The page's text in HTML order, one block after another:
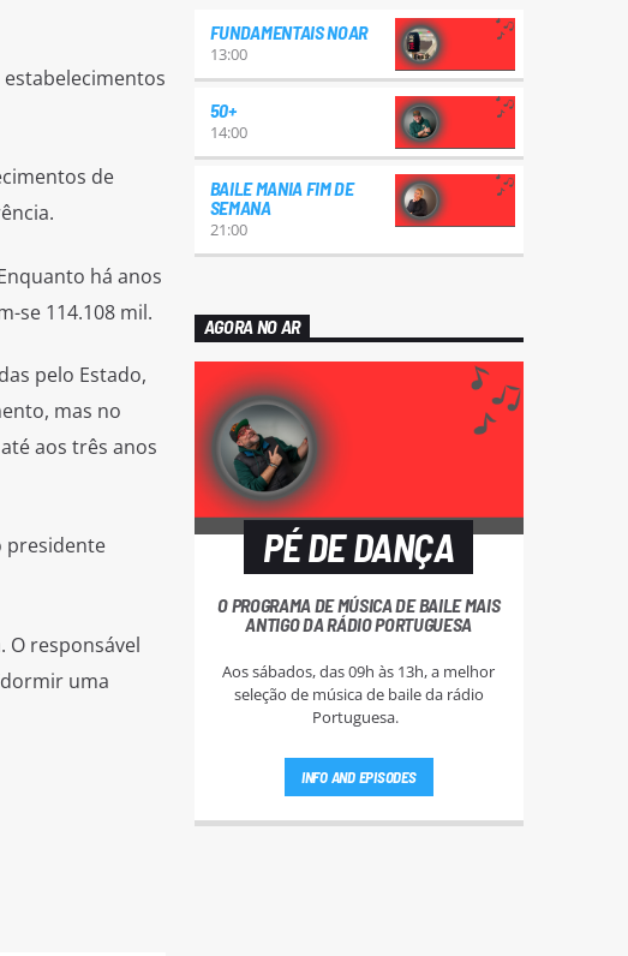
de
há anos
se 114.108 mil.
pelo Estado,
mas no
aos três anos
presidente
O responsável
uma
FUNDAMENTAIS NOAR
13:00
50+
14:00
BAILE MANIA FIM DE
SEMANA
21:00
AGORA NO AR
PÉ DE DANÇA
O PROGRAMA DE MÚSICA DE BAILE MAIS
ANTIGO DA RÁDIO PORTUGUESA
Aos sábados, das 09h às 13h, a melhor
seleção de música de baile da rádio
INFO AND EPISODES